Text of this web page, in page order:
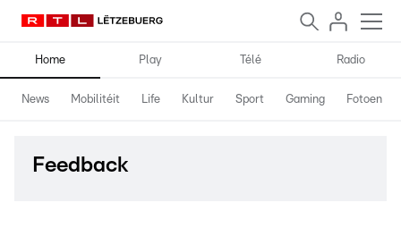
Home Play Télé Radio
News Mobilitéit Life Kultur Sport Gaming Fotoen
Feedback